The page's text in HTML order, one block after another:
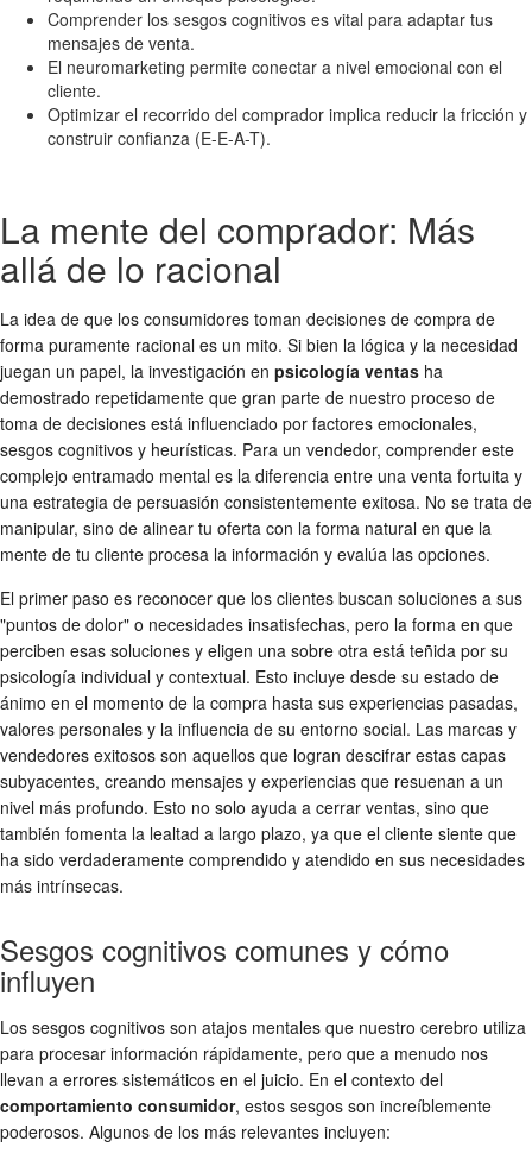
Comprender los sesgos cognitivos es vital para adaptar tus
mensajes de venta.
El neuromarketing permite conectar a nivel emocional con el
cliente.
Optimizar el recorrido del comprador implica reducir la fricción y
construir confianza (E-E-A-T).
La mente del comprador: Más
allá de lo racional
La idea de que los consumidores toman decisiones de compra de
forma puramente racional es un mito. Si bien la lógica y la necesidad
juegan un papel, la investigación en psicología ventas ha
demostrado repetidamente que gran parte de nuestro proceso de
toma de decisiones está influenciado por factores emocionales,
sesgos cognitivos y heurísticas. Para un vendedor, comprender este
complejo entramado mental es la diferencia entre una venta fortuita y
una estrategia de persuasión consistentemente exitosa. No se trata de
manipular, sino de alinear tu oferta con la forma natural en que la
mente de tu cliente procesa la información y evalúa las opciones.
El primer paso es reconocer que los clientes buscan soluciones a sus
"puntos de dolor" o necesidades insatisfechas, pero la forma en que
perciben esas soluciones y eligen una sobre otra está teñida por su
psicología individual y contextual. Esto incluye desde su estado de
ánimo en el momento de la compra hasta sus experiencias pasadas,
valores personales y la influencia de su entorno social. Las marcas y
vendedores exitosos son aquellos que logran descifrar estas capas
subyacentes, creando mensajes y experiencias que resuenan a un
nivel más profundo. Esto no solo ayuda a cerrar ventas, sino que
también fomenta la lealtad a largo plazo, ya que el cliente siente que
ha sido verdaderamente comprendido y atendido en sus necesidades
más intrínsecas.
Sesgos cognitivos comunes y cómo
influyen
Los sesgos cognitivos son atajos mentales que nuestro cerebro utiliza
para procesar información rápidamente, pero que a menudo nos
llevan a errores sistemáticos en el juicio. En el contexto del
comportamiento consumidor, estos sesgos son increíblemente
poderosos. Algunos de los más relevantes incluyen: